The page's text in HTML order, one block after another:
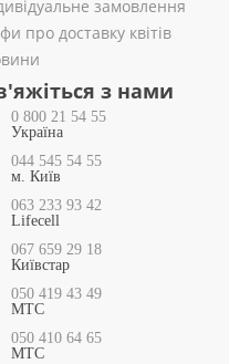
замовлення
про доставку квітів
з нами
0 800 21 54 55
Україна
044 545 54 55
м. Київ
063 233 93 42
Lifecell
067 659 29 18
Київстар
050 419 43 49
МТС
050 410 64 65
МТС